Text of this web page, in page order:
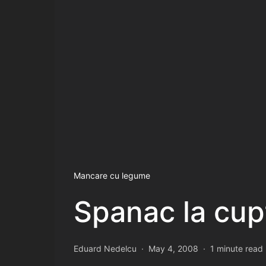
Mancare cu legume
Spanac la
Eduard Nedelcu May 4, 2008 1 minute read